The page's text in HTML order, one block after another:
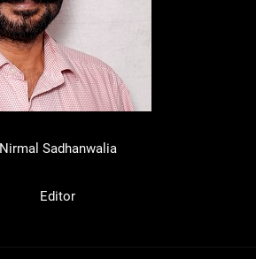
Nirmal Sadhanwalia
Editor